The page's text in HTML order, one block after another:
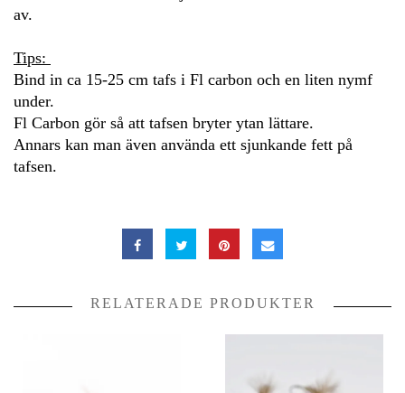
av.
Tips:
Bind in ca 15-25 cm tafs i Fl carbon och en liten nymf
under.
Fl Carbon gör så att tafsen bryter ytan lättare.
Annars kan man även använda ett sjunkande fett på
tafsen.
RELATERADE PRODUKTER